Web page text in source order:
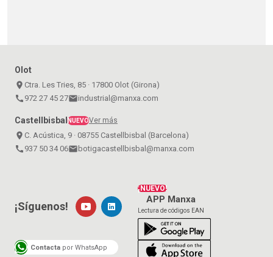
Olot
place Ctra. Les Tries, 85 · 17800 Olot (Girona)
call 972 27 45 27emailindustrial@manxa.com
CastellbisbalNUEVOVer más
place C. Acústica, 9 · 08755 Castellbisbal (Barcelona)
call 937 50 34 06emailbotigacastellbisbal@manxa.com
¡NUEVO!
APP Manxa
Lectura de códigos EAN
¡Síguenos!
Contacta por WhatsApp